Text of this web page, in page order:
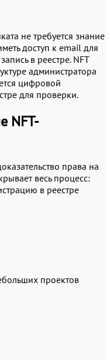
не требуется знание
доступ к email для
в реестре. NFT
администратора
цифровой
для проверки.
NFT-
права на
весь процесс:
в реестре
проектов